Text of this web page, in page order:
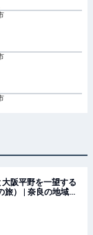
大阪平野を一望する
） | 奈良の地域密
良っこ）